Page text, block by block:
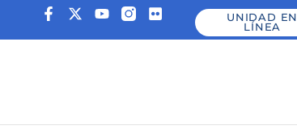
UNIDAD EN
LÍNEA